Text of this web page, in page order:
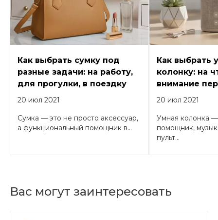
Как выбрать сумку под
разные задачи: на работу,
для прогулки, в поездку
20 июл 2021
Сумка — это не просто аксессуар,
а функциональный помощник в...
Как выбрать
колонку: на
внимание
20 июл 2021
Умная колонка
помощник,
пульт...
Вас могут заинтересовать